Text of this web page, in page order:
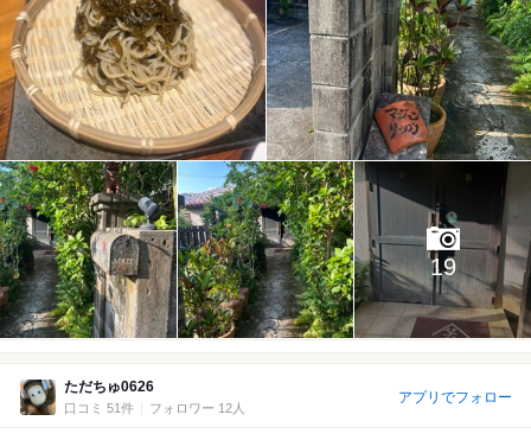
19
ただちゅ0626
口コミ 51件 フォロワー 12人
アプリでフォロー